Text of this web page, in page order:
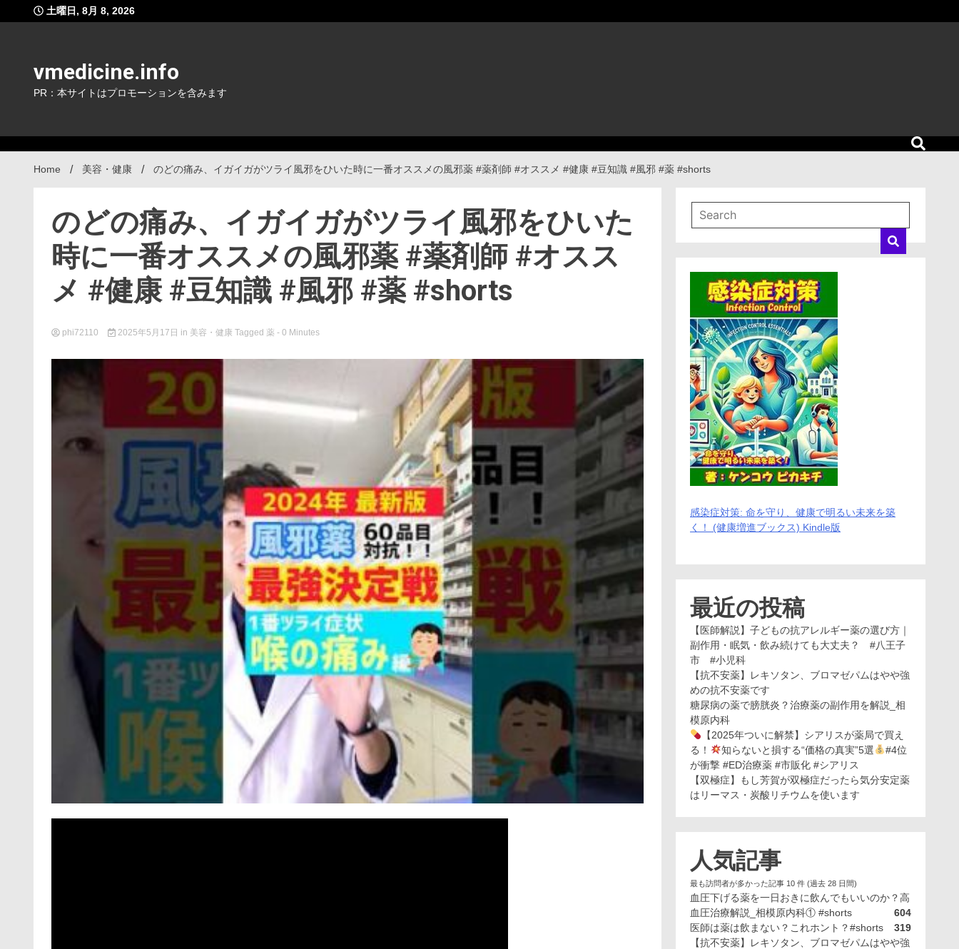
to
土曜日, 8月 8, 2026
vmedicine.info
PR：本サイトはプロモーションを含みます
Home 美容・健康 のどの痛み、イガイガがツライ風邪をひいた時に一番オススメの風邪薬 #薬剤師 #オススメ #健康 #豆知識 #風邪 #薬 #shorts
のどの痛み、イガイガがツライ風邪をひいた
時に一番オススメの風邪薬 #薬剤師 #オスス
メ #健康 #豆知識 #風邪 #薬 #shorts
phi72110 2025年5月17日 in 美容・健康 Tagged 薬 - 0 Minutes
感染症対策: 命を守り、健康で明るい未来を築
く！ (健康増進ブックス) Kindle版
最近の投稿
【医師解説】子どもの抗アレルギー薬の選び方｜
副作用・眠気・飲み続けても大丈夫？ #八王子
市 #小児科
【抗不安薬】レキソタン、ブロマゼパムはやや強
めの抗不安薬です
糖尿病の薬で膀胱炎？治療薬の副作用を解説_相
模原内科
【2025年ついに解禁】シアリスが薬局で買え
る！
知らないと損する“価格の真実”5選
#4位
が衝撃 #ED治療薬 #市販化 #シアリス
【双極症】もし芳賀が双極症だったら気分安定薬
はリーマス・炭酸リチウムを使います
人気記事
最も訪問者が多かった記事 10 件 (過去 28 日間)
血圧下げる薬を一日おきに飲んでもいいのか？高
血圧治療解説_相模原内科① #shorts
604
医師は薬は飲まない？これホント？#shorts
319
【抗不安薬】レキソタン、ブロマゼパムはやや強